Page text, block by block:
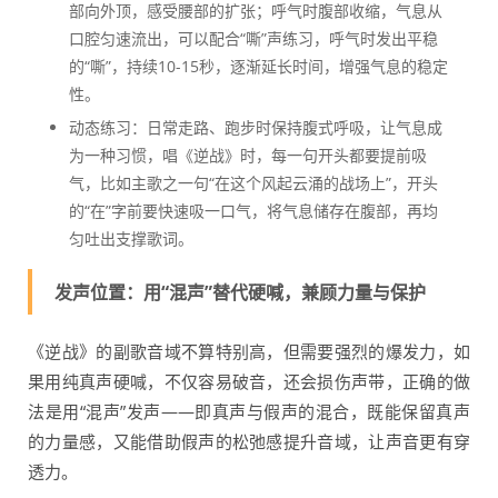
部向外顶，感受腰部的扩张；呼气时腹部收缩，气息从
口腔匀速流出，可以配合“嘶”声练习，呼气时发出平稳
的“嘶”，持续10-15秒，逐渐延长时间，增强气息的稳定
性。
动态练习：日常走路、跑步时保持腹式呼吸，让气息成
为一种习惯，唱《逆战》时，每一句开头都要提前吸
气，比如主歌之一句“在这个风起云涌的战场上”，开头
的“在”字前要快速吸一口气，将气息储存在腹部，再均
匀吐出支撑歌词。
发声位置：用“混声”替代硬喊，兼顾力量与保护
《逆战》的副歌音域不算特别高，但需要强烈的爆发力，如
果用纯真声硬喊，不仅容易破音，还会损伤声带，正确的做
法是用“混声”发声——即真声与假声的混合，既能保留真声
的力量感，又能借助假声的松弛感提升音域，让声音更有穿
透力。